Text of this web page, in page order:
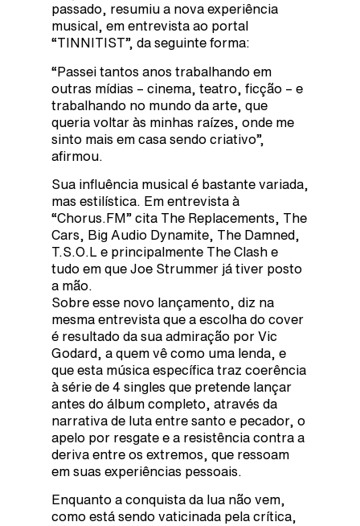
passado, resumiu a nova experiência
musical, em entrevista ao portal
“TINNITIST”, da seguinte forma:
“Passei tantos anos trabalhando em
outras mídias – cinema, teatro, ficção – e
trabalhando no mundo da arte, que
queria voltar às minhas raízes, onde me
sinto mais em casa sendo criativo”,
afirmou.
Sua influência musical é bastante variada,
mas estilística. Em entrevista à
“Chorus.FM” cita The Replacements, The
Cars, Big Audio Dynamite, The Damned,
T.S.O.L e principalmente The Clash e
tudo em que Joe Strummer já tiver posto
a mão.
Sobre esse novo lançamento, diz na
mesma entrevista que a escolha do cover
é resultado da sua admiração por Vic
Godard, a quem vê como uma lenda, e
que esta música específica traz coerência
à série de 4 singles que pretende lançar
antes do álbum completo, através da
narrativa de luta entre santo e pecador, o
apelo por resgate e a resistência contra a
deriva entre os extremos, que ressoam
em suas experiências pessoais.
Enquanto a conquista da lua não vem,
como está sendo vaticinada pela crítica,